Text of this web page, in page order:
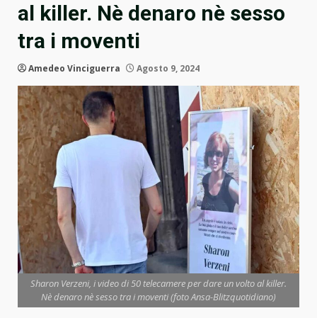
al killer. Nè denaro nè sesso
tra i moventi
Amedeo Vinciguerra Agosto 9, 2024
Sharon Verzeni, i video di 50 telecamere per dare un volto al killer.
Nè denaro nè sesso tra i moventi (foto Ansa-Blitzquotidiano)